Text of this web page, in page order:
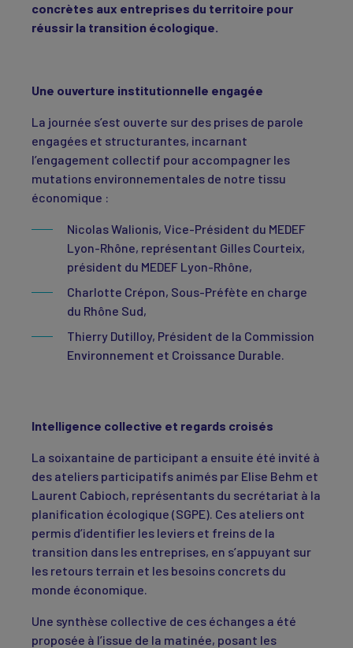
concrètes aux entreprises du territoire pour
réussir la transition écologique.
Une ouverture institutionnelle engagée
La journée s’est ouverte sur des prises de parole
engagées et structurantes, incarnant
l’engagement collectif pour accompagner les
mutations environnementales de notre tissu
économique :
Nicolas Walionis, Vice-Président du MEDEF
Lyon-Rhône, représentant Gilles Courteix,
président du MEDEF Lyon-Rhône,
Charlotte Crépon, Sous-Préfète en charge
du Rhône Sud,
Thierry Dutilloy, Président de la Commission
Environnement et Croissance Durable.
Intelligence collective et regards croisés
La soixantaine de participant a ensuite été invité à
des ateliers participatifs animés par Elise Behm et
Laurent Cabioch, représentants du secrétariat à la
planification écologique (SGPE). Ces ateliers ont
permis d’identifier les leviers et freins de la
transition dans les entreprises, en s’appuyant sur
les retours terrain et les besoins concrets du
monde économique.
Une synthèse collective de ces échanges a été
proposée à l’issue de la matinée, posant les